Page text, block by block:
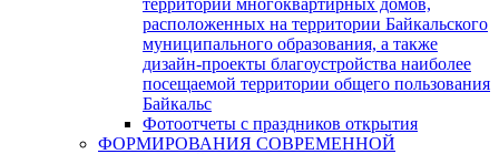
расположенных на территории Байкальского
муниципального образования, а также
дизайн-проекты благоустройства наиболее
посещаемой территории общего пользования
Байкальс
Фотоотчеты с праздников открытия
ФОРМИРОВАНИЯ СОВРЕМЕННОЙ